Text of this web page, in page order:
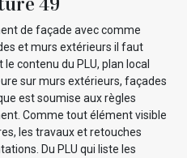
de façade avec comme
et murs extérieurs il faut
contenu du PLU, plan local
sur murs extérieurs, façades
est soumise aux règles
Comme tout élément visible
les travaux et retouches
Du PLU qui liste les